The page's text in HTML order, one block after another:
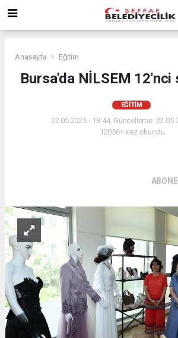
Anasayfa Eğitim
Bursa'da NİLSEM 12'nci
EĞITIM
22.05.2025 - 18:44, Güncelleme:
12056+ kez okundu.